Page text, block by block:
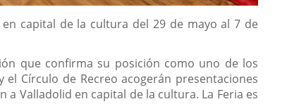
capital de la cultura del 29 de mayo al 7 de
que confirma su posición como uno de los
Círculo de Recreo acogerán presentaciones
Valladolid en capital de la cultura. La Feria es